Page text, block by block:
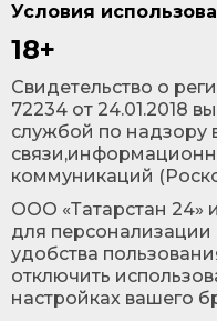
Условия
18+
Cвидетельство о
72234 от 24.01.2018
службой по надзору
коммуникаций
ООО «Татарстан 24»
для
удобства
отключить
настройках вашего